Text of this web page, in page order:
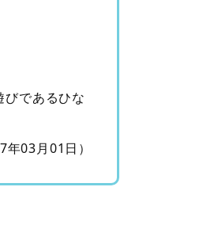
であるひな
年03月01日）